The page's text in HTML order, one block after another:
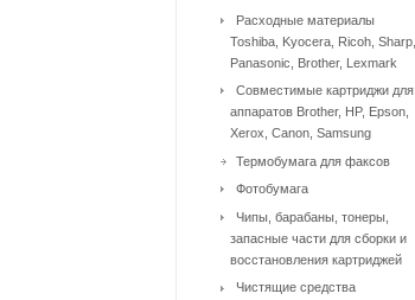
Расходные материалы
Toshiba, Kyocera, Ricoh, Sharp,
Panasonic, Brother, Lexmark
Совместимые картриджи для
аппаратов Brother, HP, Epson,
Xerox, Canon, Samsung
Термобумага для факсов
Фотобумага
Чипы, барабаны, тонеры,
запасные части для сборки и
восстановления картриджей
Чистящие средства